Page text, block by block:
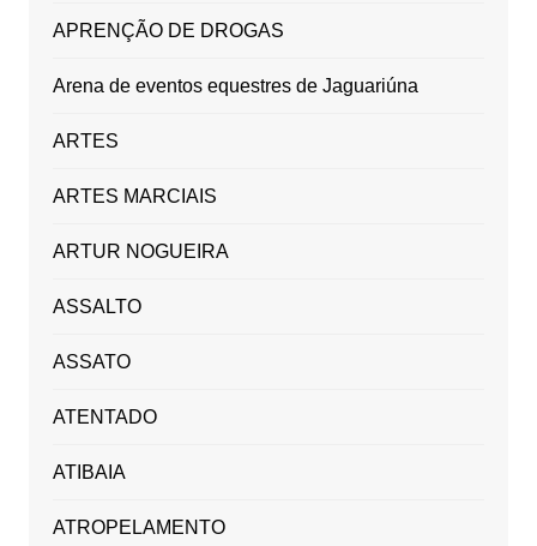
APRENÇÃO DE DROGAS
Arena de eventos equestres de Jaguariúna
ARTES
ARTES MARCIAIS
ARTUR NOGUEIRA
ASSALTO
ASSATO
ATENTADO
ATIBAIA
ATROPELAMENTO